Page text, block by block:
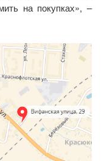
на покупках», –